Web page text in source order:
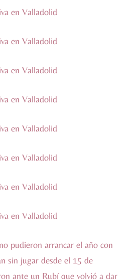
pudieron arrancar el año con
sin jugar desde el 15 de
ante un Rubí que volvió a dar